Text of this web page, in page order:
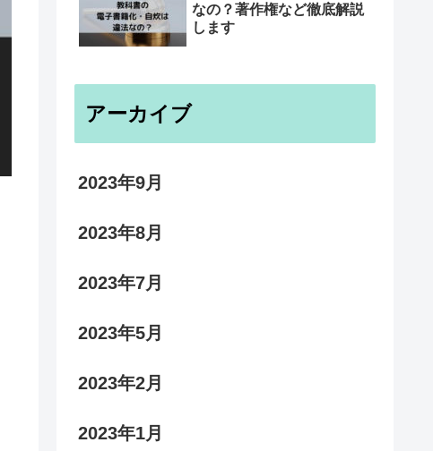
なの？著作権など徹底解説
します
アーカイブ
2023年9月
2023年8月
2023年7月
2023年5月
2023年2月
2023年1月